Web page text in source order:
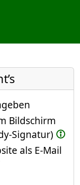
Bildschirm
Signatur)
als E-Mail